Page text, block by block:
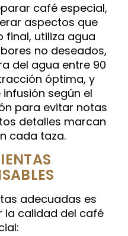
café especial,
aspectos que
final, utiliza agua
no deseados,
del agua entre 90
óptima, y
según el
para evitar notas
detalles marcan
cada taza.
adecuadas es
la calidad del café